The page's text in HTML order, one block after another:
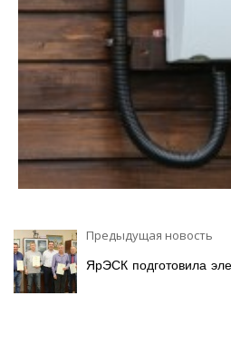
Предыдущая новость
ЯрЭСК подготовила